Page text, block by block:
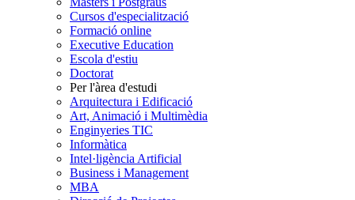
Cursos d'especialització
Formació online
Executive Education
Escola d'estiu
Doctorat
Per l'àrea d'estudi
Arquitectura i Edificació
Art, Animació i Multimèdia
Enginyeries TIC
Informàtica
Intel·ligència Artificial
Business i Management
MBA